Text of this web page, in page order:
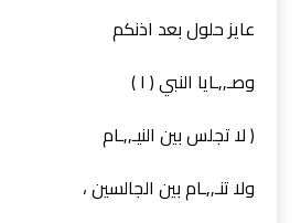
عايز حلول بعد اذنكم
وصـ,,ـايا النبي ( ١ )
( لا تجلس بين النيـ,,ـام
ولا تنـ,,ـام بين الجالسين ،